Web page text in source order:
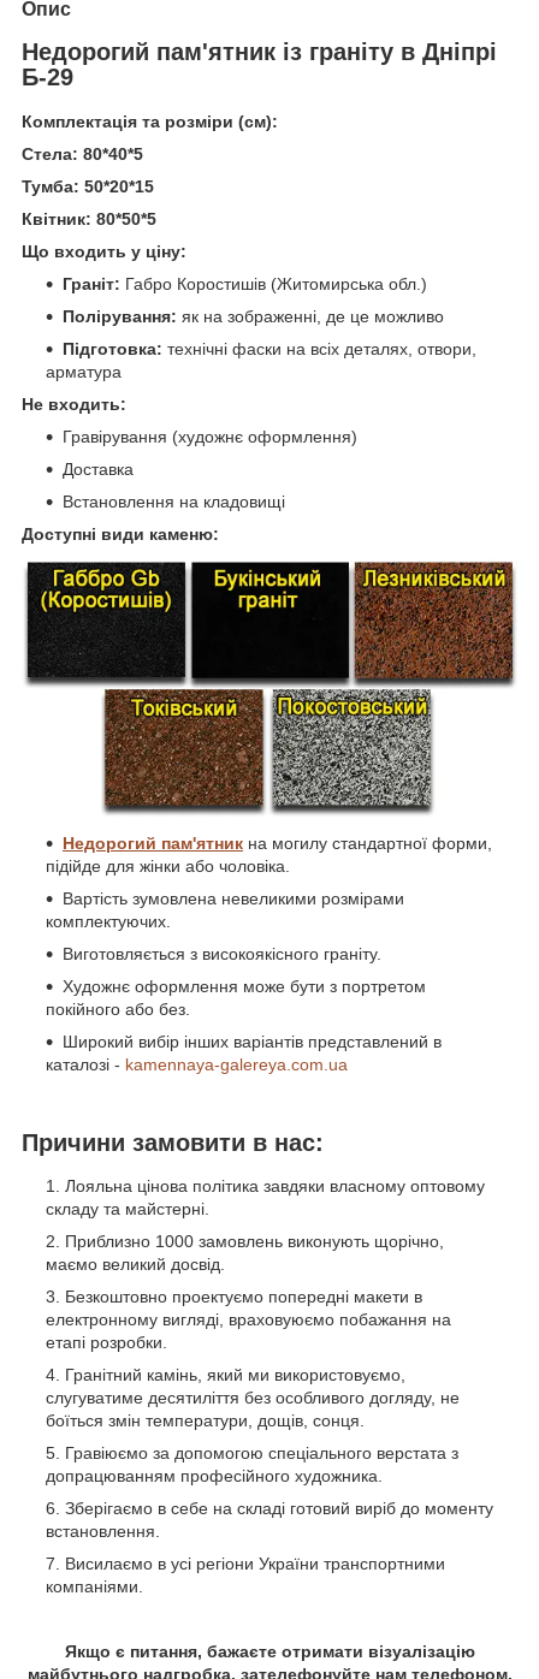
Опис
Недорогий пам'ятник із граніту в Дніпрі
Б-29
Комплектація та розміри (см):
Стела: 80*40*5
Тумба: 50*20*15
Квітник: 80*50*5
Що входить у ціну:
Граніт: Габро Коростишів (Житомирська обл.)
Полірування: як на зображенні, де це можливо
Підготовка: технічні фаски на всіх деталях, отвори,
арматура
Не входить:
Гравірування (художнє оформлення)
Доставка
Встановлення на кладовищі
Доступні види каменю:
Недорогий пам'ятник на могилу стандартної форми,
підійде для жінки або чоловіка.
Вартість зумовлена невеликими розмірами
комплектуючих.
Виготовляється з високоякісного граніту.
Художнє оформлення може бути з портретом
покійного або без.
Широкий вибір інших варіантів представлений в
каталозі - kamennaya-galereya.com.ua
Причини замовити в нас:
Лояльна цінова політика завдяки власному оптовому
складу та майстерні.
Приблизно 1000 замовлень виконують щорічно,
маємо великий досвід.
Безкоштовно проектуємо попередні макети в
електронному вигляді, враховуюємо побажання на
етапі розробки.
Гранітний камінь, який ми використовуємо,
слугуватиме десятиліття без особливого догляду, не
боїться змін температури, дощів, сонця.
Гравіюємо за допомогою спеціального верстата з
допрацюванням професійного художника.
Зберігаємо в себе на складі готовий виріб до моменту
встановлення.
Висилаємо в усі регіони України транспортними
компаніями.
Якщо є питання, бажаєте отримати візуалізацію
майбутнього надгробка, зателефонуйте нам телефоном,